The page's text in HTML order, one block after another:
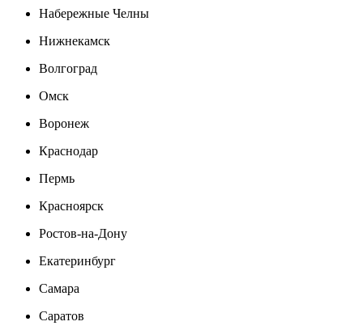
Набережные Челны
Нижнекамск
Волгоград
Омск
Воронеж
Краснодар
Пермь
Красноярск
Ростов-на-Дону
Екатеринбург
Самара
Саратов